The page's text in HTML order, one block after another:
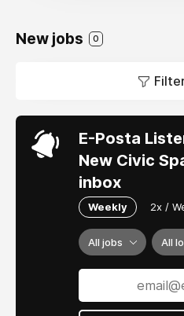
New jobs 0
E-Posta
New Civic
inbox
Weekly 2x /
All jobs All